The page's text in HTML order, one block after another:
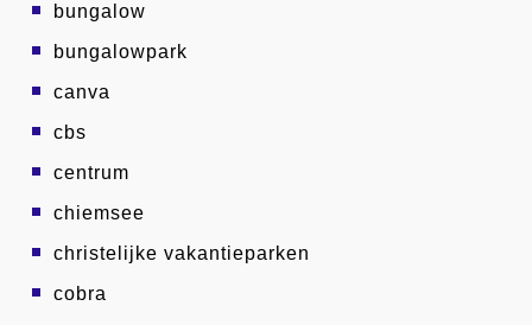
bungalow
bungalowpark
canva
cbs
centrum
chiemsee
christelijke vakantieparken
cobra